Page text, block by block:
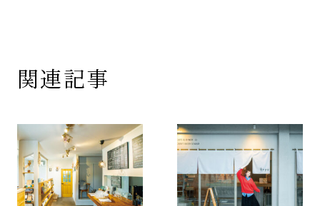
関連記事